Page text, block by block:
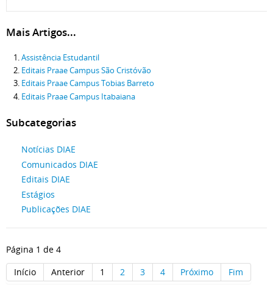
Mais Artigos...
Assistência Estudantil
Editais Praae Campus São Cristóvão
Editais Praae Campus Tobias Barreto
Editais Praae Campus Itabaiana
Subcategorias
Notícias DIAE
Comunicados DIAE
Editais DIAE
Estágios
Publicações DIAE
Página 1 de 4
Início
Anterior 1 2 3 4 Próximo Fim